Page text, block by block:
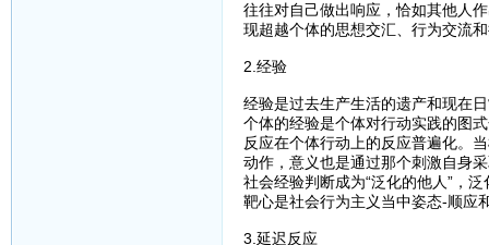
往往对自己做出响应，恰如其他人
现超越个体的思想交汇、行为交流
2.经验
经验是过去生产生活的遗产和现在
个体的经验是个体对行动实践的图
反应在个体行动上的反应普遍化。
动作，意义也是通过那个刺激自身
社会经验判断成为“泛化的他人”，
靶心是社会行为主义当中姿态-顺应
3.延迟反应